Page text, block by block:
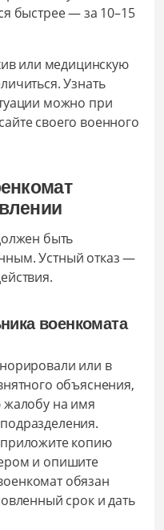
быстрее — за 10–15
или медицинскую
Узнать
можно при
своего военного
быть
Устный отказ —
военкомата
или в
объяснения,
жалобу на имя
копию
и опишите
обязан
срок и дать